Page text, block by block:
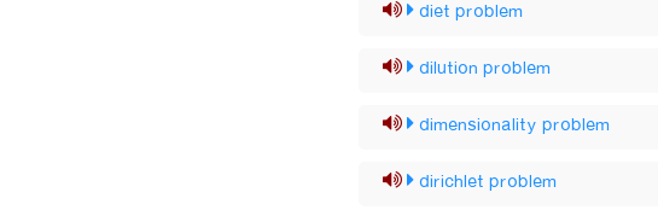
diet problem
dilution problem
dimensionality problem
dirichlet problem